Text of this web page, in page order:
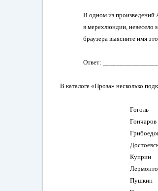
В одном из произведений
в мерехлюндии, невесело
браузера выясните имя
Ответ:
В каталоге «Проза» несколько
Гоголь
Гончаров
Куприн
Пушкин